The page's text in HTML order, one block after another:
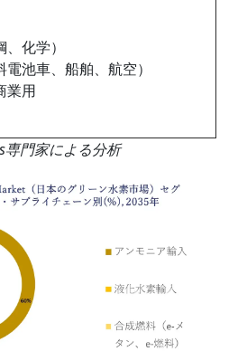
化学）
池車、船舶、航空）
業用
専門家による分析